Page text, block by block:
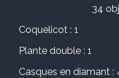
34
Coquelicot : 1
Plante double : 1
Casques en diamant :